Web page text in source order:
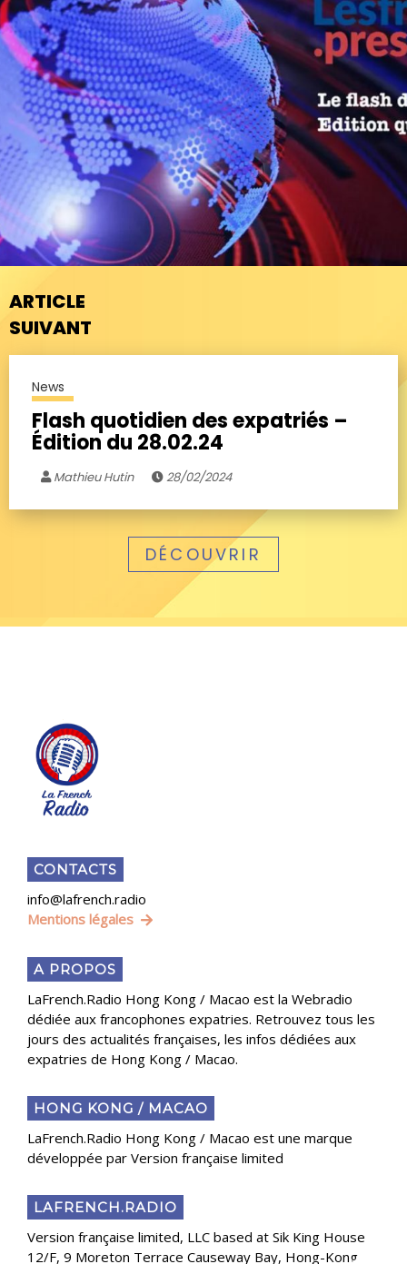
ARTICLE
SUIVANT
News
Flash quotidien des expatriés –
Édition du 28.02.24
Mathieu Hutin 28/02/2024
DÉCOUVRIR
CONTACTS
info@lafrench.radio
Mentions légales
A PROPOS
LaFrench.Radio Hong Kong / Macao est la Webradio
dédiée aux francophones expatries. Retrouvez tous les
jours des actualités françaises, les infos dédiées aux
expatries de Hong Kong / Macao.
HONG KONG / MACAO
LaFrench.Radio Hong Kong / Macao est une marque
développée par Version française limited
LAFRENCH.RADIO
Version française limited, LLC based at Sik King House
12/F, 9 Moreton Terrace Causeway Bay, Hong-Kong